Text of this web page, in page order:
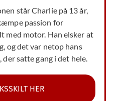
står Charlie på 13 år,
passion for
med motor. Han elsker at
og det var netop hans
satte gang i det hele.
HER